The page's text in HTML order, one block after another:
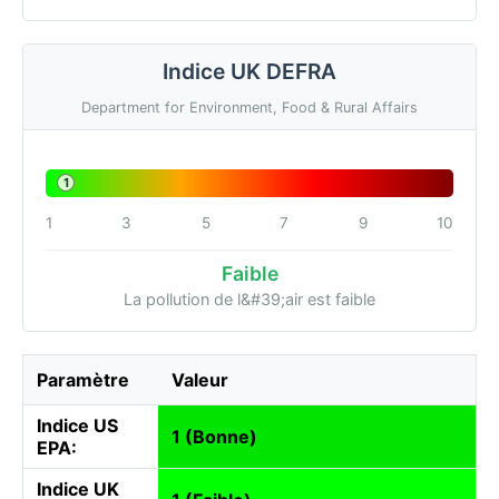
Indice UK DEFRA
Department for Environment, Food & Rural Affairs
1
1 3 5 7 9 10
Faible
La pollution de l&#39;air est faible
Paramètre Valeur
Indice US
EPA:
1 (Bonne)
Indice UK